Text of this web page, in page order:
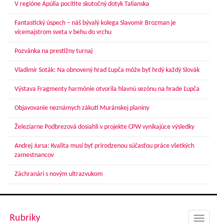
V regióne Apúlia pocítite skutočný dotyk Talianska
Fantastický úspech – náš bývalý kolega Slavomír Brozman je
vicemajstrom sveta v behu do vrchu
Pozvánka na prestížny turnaj
Vladimír Soták: Na obnovený hrad Ľupča môže byť hrdý každý Slovák
Výstava Fragmenty harmónie otvorila hlavnú sezónu na hrade Ľupča
Objavovanie neznámych zákutí Muránskej planiny
Železiarne Podbrezová dosiahli v projekte CPW vynikajúce výsledky
Andrej Jursa: Kvalita musí byť prirodzenou súčasťou práce všetkých
zamestnancov
Záchranári s novým ultrazvukom
Rubriky